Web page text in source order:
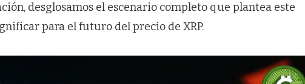
desglosamos el escenario completo que plantea este
para el futuro del precio de XRP.